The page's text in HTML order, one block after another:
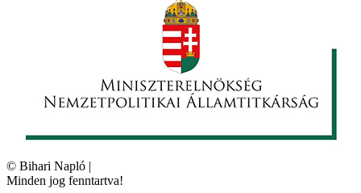
© Bihari Napló |
Minden jog fenntartva!